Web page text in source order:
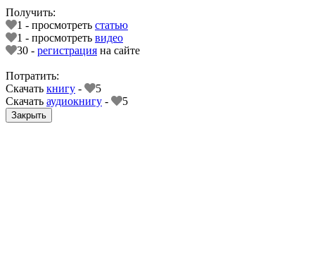
Получить:
1 - просмотреть статью
1 - просмотреть видео
30 - регистрация на сайте
Потратить:
Скачать книгу -
5
Скачать аудиокнигу - 5
Закрыть